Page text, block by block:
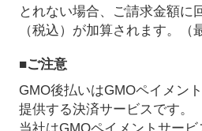
とれない場合、ご請求金額に
（税込）が加算されます。（
■ご注意
GMO後払いはGMOペイメン
提供する決済サービスです。
当社はGMOペイメントサービ